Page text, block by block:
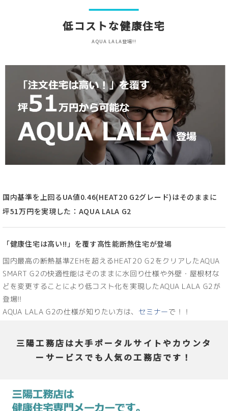
低コストな健康住宅
AQUA LALA登場!!
国内基準を上回るUA値0.46(HEAT20 G2グレード)はそのままに
坪51万円を実現した：AQUA LALA G2
「健康住宅は高い!!」を覆す高性能断熱住宅が登場
国内最高の断熱基準ZEHを超えるHEAT20 G2をクリアしたAQUA
SMART G2の快適性能はそのままに水回り仕様や外壁・屋根材な
どを変更することにより低コスト化を実現したAQUA LALA G2が
登場!!
AQUA LALA G2の仕様が知りたい方は、 セミナーで！！
三陽工務店は大手ポータルサイトやカウンタ
ーサービスでも人気の工務店です！